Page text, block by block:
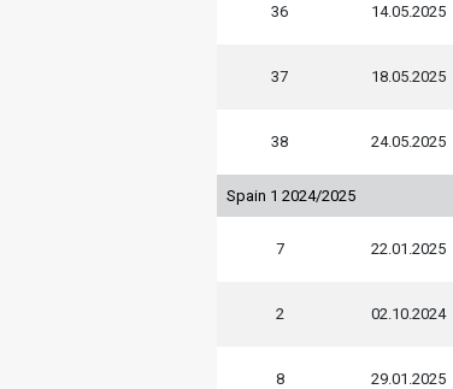
36 14.05.2025
37 18.05.2025
38 24.05.2025
Spain 1 2024/2025
7 22.01.2025
2 02.10.2024
8 29.01.2025